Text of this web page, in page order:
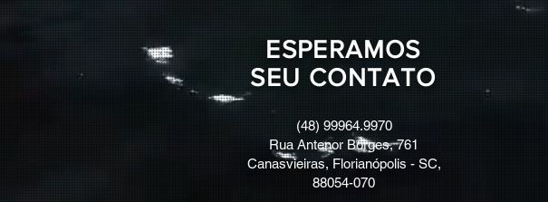
ESPERAMOS
SEU CONTATO
(48) 99964.9970
Rua Antenor Borges, 761
Canasvieiras, Florianópolis - SC,
88054-070